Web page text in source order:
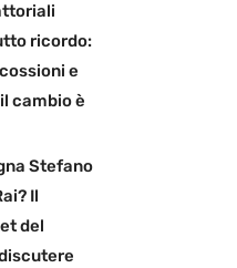
ricordo:
e
cambio è
Stefano
Il
del